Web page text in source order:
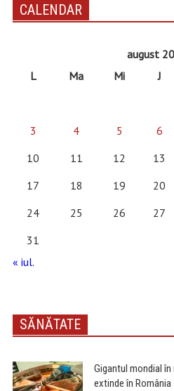
CALENDAR
august
L
Ma Mi J
3
4 5 6
10
11 12 13
17
18 19 20
24
25 26 27
31
« iul.
SĂNĂTATE
Gigantul mondial în
extinde în